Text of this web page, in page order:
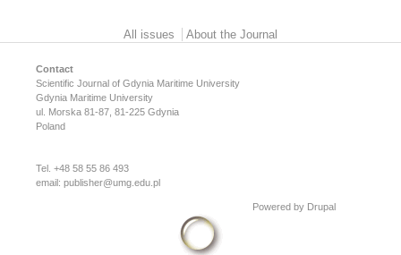
All issues About the Journal
Contact
Scientific Journal of Gdynia Maritime University
Gdynia Maritime University
ul. Morska 81-87, 81-225 Gdynia
Poland
Tel. +48 58 55 86 493
email: publisher@umg.edu.pl
Powered by Drupal